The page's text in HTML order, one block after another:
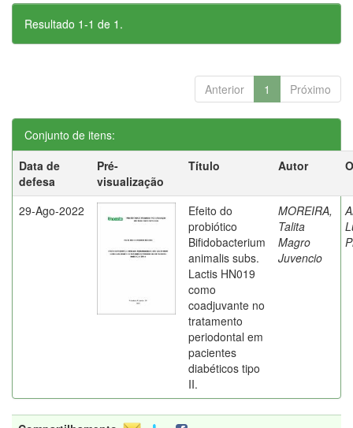
Resultado 1-1 de 1.
Anterior 1 Próximo
Conjunto de itens:
Data de
defesa
Pré-
visualização
Título Autor
29-Ago-2022
Efeito do
probiótico
Bifidobacterium
animalis subs.
Lactis HN019
como
coadjuvante no
tratamento
periodontal em
pacientes
diabéticos tipo
II.
MOREIRA,
Talita
Magro
Juvencio